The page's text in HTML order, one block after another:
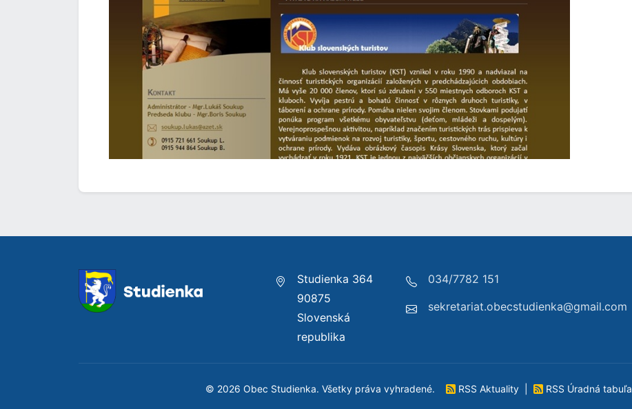
Studienka 364
90875
Slovenská
republika
034/7782 151
sekretariat.obecstudienka@gmail.com
© 2026 Obec Studienka. Všetky práva vyhradené. RSS Aktuality RSS Úradná tabuľa